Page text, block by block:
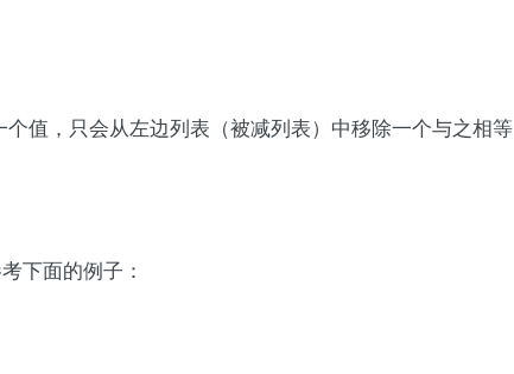
值，只会从左边列表（被减列表）中移除一个与之相等
考下面的例子：